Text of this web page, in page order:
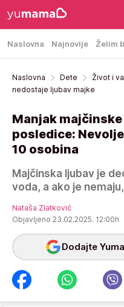
Naslovna Najnovije Želim
Naslovna Dete Život i
nedostaje ljubav majke
Manjak
posledice:
10 osobina
Majčinska ljubav je
voda, a ako je
Nataša Zlatković
Objavljeno 23.02.2025. 12:00h
Dodajte